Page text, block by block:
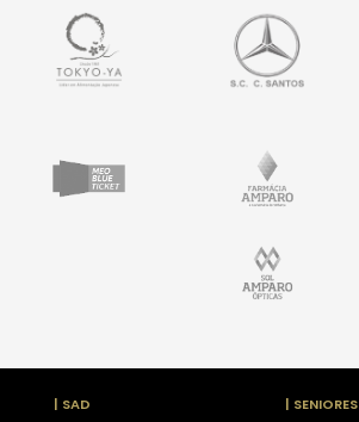
| SAD | SENIORES